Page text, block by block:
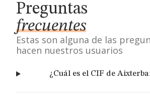
Preguntas
frecuentes
Estas son alguna de las
hacen nuestros usuarios
¿Cuál es el CIF de